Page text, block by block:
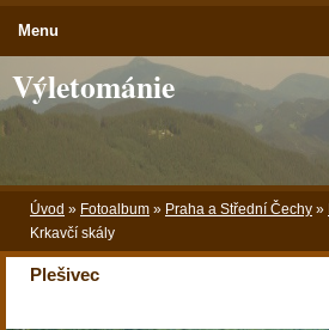
Výletománie
Úvod » Fotoalbum » Praha a Střední Čechy »
Krkavčí skály
Plešivec
Menu